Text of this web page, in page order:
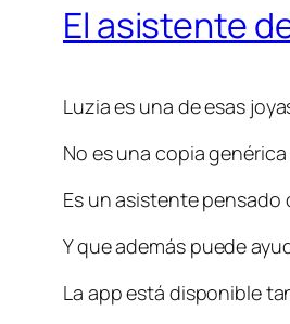
El asistente
Luzia es una de esas
No es una copia
Es un asistente
Y que además puede
La app está disponible